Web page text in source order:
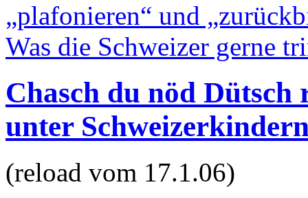
„plafonieren“ und
Was die Schweizer gerne
Chasch du nöd
unter
(reload vom 17.1.06)